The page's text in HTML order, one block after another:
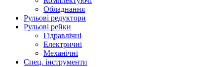
Обладнання
Рульові редуктори
Рульові рейки
Гідравлічні
Електричні
Механічні
Спец. інструменти